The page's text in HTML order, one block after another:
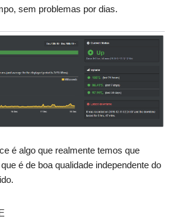
sem problemas por dias.
é algo que realmente temos que
é de boa qualidade independente do